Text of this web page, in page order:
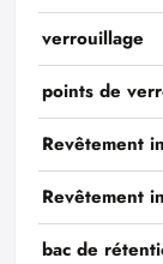
verrouillage
points de
Revêtement
Revêtement
bac de